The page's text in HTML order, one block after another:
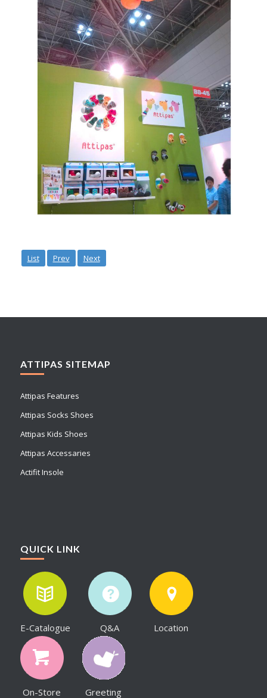
List Prev Next
ATTIPAS SITEMAP
Attipas Features
Attipas Socks Shoes
Attipas Kids Shoes
Attipas Accessaries
Actifit Insole
QUICK LINK
E-Catalogue Q&A Location
On-Store Greeting